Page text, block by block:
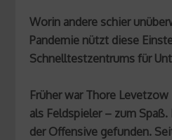
Worin andere schier
Pandemie nützt diese
Schnelltestzentrums für
Früher war Thore
als Feldspieler – zum
der Offensive gefunden.